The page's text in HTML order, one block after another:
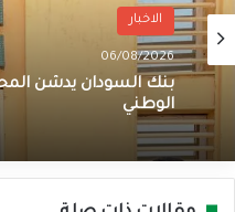
الاخبار
06/08/2026
بنك السودان يدشن
الوطني